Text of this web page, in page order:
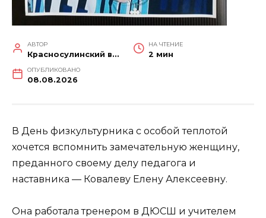
АВТОР
Красносулинский вестник
НА ЧТЕНИЕ
2 мин
ОПУБЛИКОВАНО
08.08.2026
В День физкультурника с особой теплотой
хочется вспомнить замечательную женщину,
преданного своему делу педагога и
наставника — Ковалеву Елену Алексеевну.
Она работала тренером в ДЮСШ и учителем